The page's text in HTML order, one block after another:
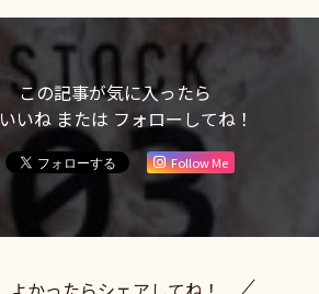
この記事が気に入ったら
いいね または フォローしてね！
Follow Me